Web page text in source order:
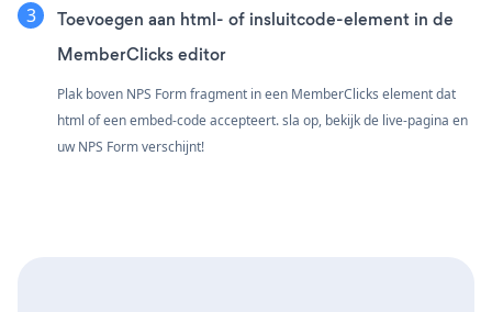
Toevoegen aan html- of insluitcode-element in de
MemberClicks editor
Plak boven NPS Form fragment in een MemberClicks element dat
html of een embed-code accepteert. sla op, bekijk de live-pagina en
uw NPS Form verschijnt!